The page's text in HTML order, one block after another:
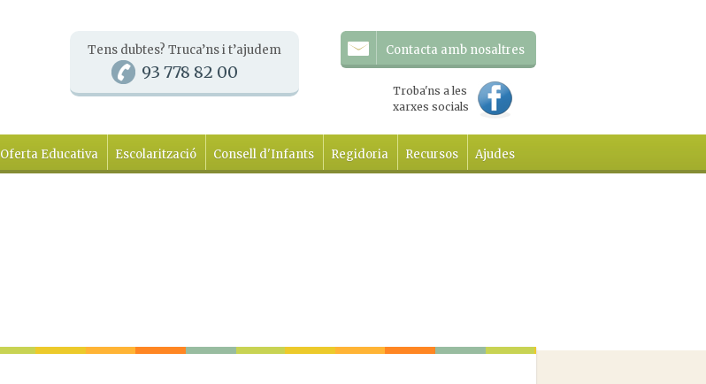
Tens dubtes? Truca’ns i t’ajudem
93 778 82 00
Contacta amb nosaltres
Troba'ns a les
xarxes socials
Oferta Educativa Escolarització Consell d'Infants Regidoria Recursos Ajudes